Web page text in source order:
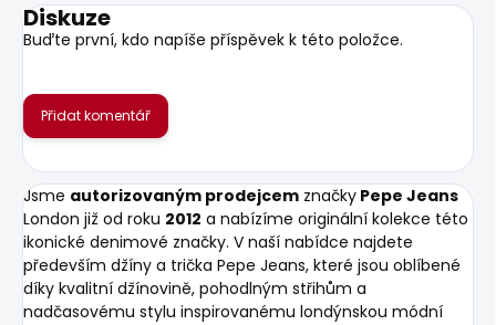
Diskuze
Buďte první, kdo napíše příspěvek k této položce.
Přidat komentář
Jsme autorizovaným prodejcem značky Pepe Jeans
London již od roku 2012 a nabízíme originální kolekce této
ikonické denimové značky. V naší nabídce najdete
především džíny a trička Pepe Jeans, které jsou oblíbené
díky kvalitní džínovině, pohodlným střihům a
nadčasovému stylu inspirovanému londýnskou módní